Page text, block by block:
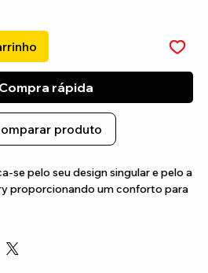
rápida
produto
se pelo seu design singular e pelo a
proporcionando um conforto para